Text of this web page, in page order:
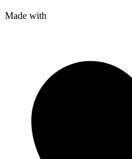
Made with